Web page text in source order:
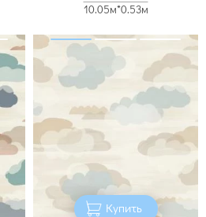
10.05м*0.53м
Купить